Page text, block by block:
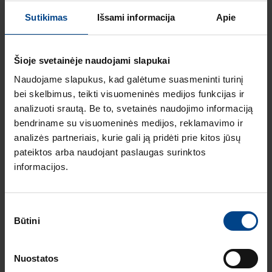
Sutikimas Išsami informacija Apie
Šioje svetainėje naudojami slapukai
Naudojame slapukus, kad galėtume suasmeninti turinį
bei skelbimus, teikti visuomeninės medijos funkcijas ir
analizuoti srautą. Be to, svetainės naudojimo informaciją
bendriname su visuomeninės medijos, reklamavimo ir
analizės partneriais, kurie gali ją pridėti prie kitos jūsų
pateiktos arba naudojant paslaugas surinktos
informacijos.
pasirinkimas
Būtini
Nuostatos
Aliuminio kanalo plokšti
kampai
Aliuminio kanalo plokščias kampas,
65X100 mm, RAL9016
Produkto kodas: BRA6510059016
Aliuminio kanalo dangčiai
BRA